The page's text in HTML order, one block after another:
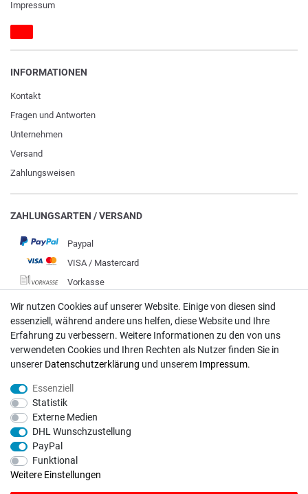
Impressum
INFORMATIONEN
Kontakt
Fragen und Antworten
Unternehmen
Versand
Zahlungsweisen
ZAHLUNGSARTEN / VERSAND
Paypal
VISA / Mastercard
Vorkasse
DHL
Deutsche Post
Bei Fragen wenden Sie sich direkt an unser Service-Team.
info@rasentraktoren-motoren.de
MA-Versand GmbH, 53925 Kall, In der Laach 1-3
Wir nutzen Cookies auf unserer Website. Einige von diesen sind
essenziell, während andere uns helfen, diese Website und Ihre
Erfahrung zu verbessern. Weitere Informationen zu den von uns
verwendeten Cookies und Ihren Rechten als Nutzer finden Sie in
unserer Daten­schutz­erklärung und unserem Impressum.
Essenziell
Statistik
Externe Medien
DHL Wunschzustellung
PayPal
Funktional
Weitere Einstellungen